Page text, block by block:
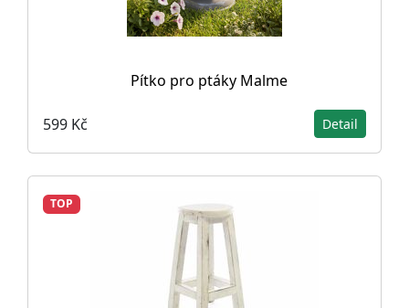
Pítko pro ptáky Malme
599 Kč Detail
TOP